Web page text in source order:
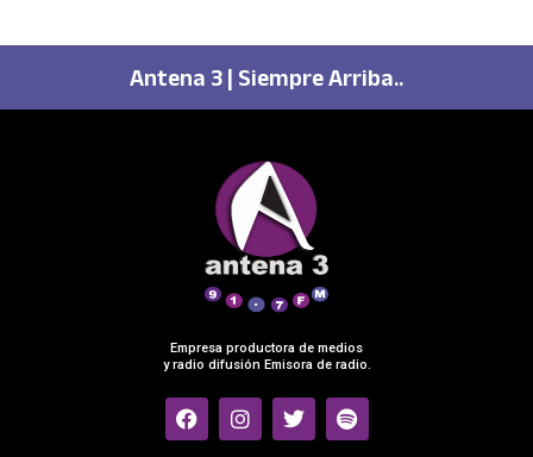
Antena 3 | Siempre Arriba..
Empresa productora de medios
y radio difusión Emisora de radio.
F
a
I
n
T
w
S
p